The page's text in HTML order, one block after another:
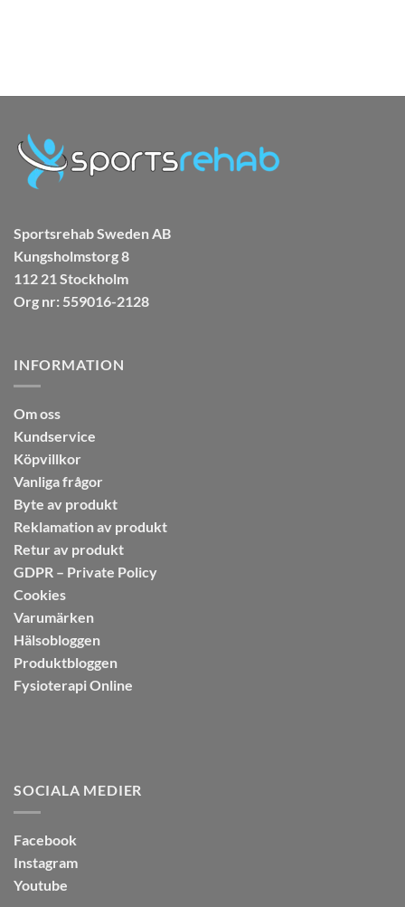
Sportsrehab Sweden AB
Kungsholmstorg 8
112 21 Stockholm
Org nr: 559016-2128
INFORMATION
Om oss
Kundservice
Köpvillkor
Vanliga frågor
Byte av produkt
Reklamation av produkt
Retur av produkt
GDPR – Private Policy
Cookies
Varumärken
Hälsobloggen
Produktbloggen
Fysioterapi Online
SOCIALA MEDIER
Facebook
Instagram
Youtube